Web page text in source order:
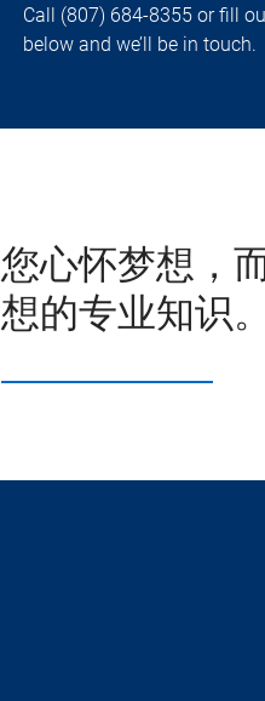
Call (807) 684-8355 or fill
below and we’ll be in touch.
您心怀梦想，
想的专业知识。